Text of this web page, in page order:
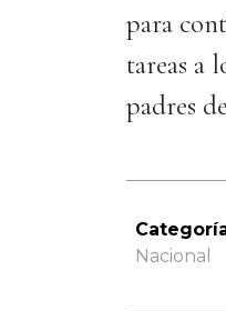
para
tareas a
padres
Nacional